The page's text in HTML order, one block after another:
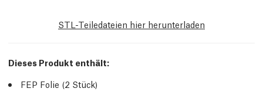
STL-Teiledateien hier herunterladen
Dieses Produkt enthält:
FEP Folie (2 Stück)